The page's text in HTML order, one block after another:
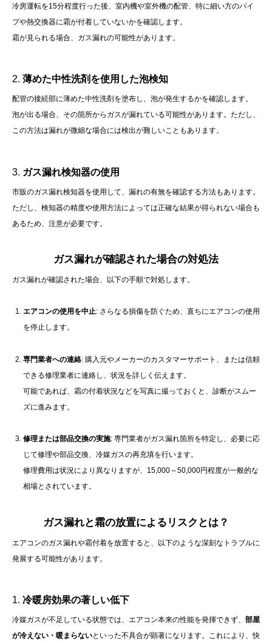
冷房運転を15分程度行った後、室内機や室外機の配管、特に細い方のパイ
プや熱交換器に霜が付着していないかを確認します。
霜が見られる場合、ガス漏れの可能性があります。
2. 薄めた中性洗剤を使用した泡検知
配管の接続部に薄めた中性洗剤を塗布し、泡が発生するかを確認します。
泡が出る場合、その箇所からガスが漏れている可能性があります。 ただし、
この方法は漏れが微細な場合には検出が難しいこともあります。
3. ガス漏れ検知器の使用
市販のガス漏れ検知器を使用して、漏れの有無を確認する方法もあります。
ただし、検知器の精度や使用方法によっては正確な結果が得られない場合も
あるため、注意が必要です。
ガス漏れが確認された場合の対処法
ガス漏れが確認された場合、以下の手順で対処します。
エアコンの使用を中止: さらなる損傷を防ぐため、直ちにエアコンの使用
を停止します。
専門業者への連絡: 購入元やメーカーのカスタマーサポート、または信頼
できる修理業者に連絡し、状況を詳しく伝えます。
可能であれば、霜の付着状況などを写真に撮っておくと、診断がスムー
ズに進みます。
修理または部品交換の実施: 専門業者がガス漏れ箇所を特定し、必要に応
じて修理や部品交換、冷媒ガスの再充填を行います。
修理費用は状況により異なりますが、15,000～50,000円程度が一般的な
相場とされています。
ガス漏れと霜の放置によるリスクとは？
エアコンのガス漏れや霜付着を放置すると、以下のような深刻なトラブルに
発展する可能性があります。
1. 冷暖房効果の著しい低下
冷媒ガスが不足している状態では、エアコン本来の性能を発揮できず、 部屋
が冷えない・暖まらないといった不具合が顕著になります。これにより、快